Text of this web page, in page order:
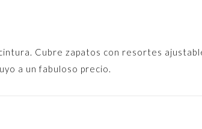
Cubre zapatos con resortes
a un fabuloso precio.